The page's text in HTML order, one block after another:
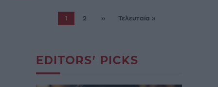
1 2 ›› Τελευταία »
EDITORS' PICKS